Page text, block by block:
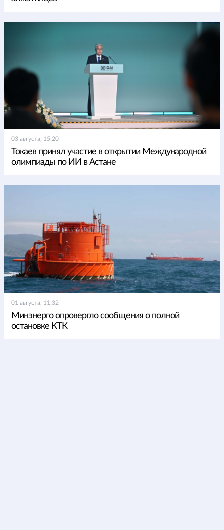
03 августа, 15:20
Токаев принял участие в открытии Международной
олимпиады по ИИ в Астане
01 августа, 11:32
Минэнерго опровергло сообщения о полной
остановке КТК